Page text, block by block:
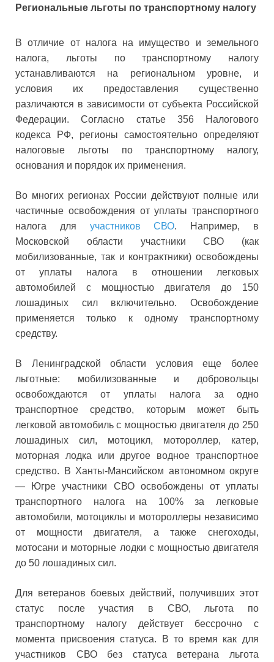
Региональные льготы по транспортному налогу
В отличие от налога на имущество и земельного
налога, льготы по транспортному налогу
устанавливаются на региональном уровне, и
условия их предоставления существенно
различаются в зависимости от субъекта Российской
Федерации. Согласно статье 356 Налогового
кодекса РФ, регионы самостоятельно определяют
налоговые льготы по транспортному налогу,
основания и порядок их применения.
Во многих регионах России действуют полные или
частичные освобождения от уплаты транспортного
налога для участников СВО. Например, в
Московской области участники СВО (как
мобилизованные, так и контрактники) освобождены
от уплаты налога в отношении легковых
автомобилей с мощностью двигателя до 150
лошадиных сил включительно. Освобождение
применяется только к одному транспортному
средству.
В Ленинградской области условия еще более
льготные: мобилизованные и добровольцы
освобождаются от уплаты налога за одно
транспортное средство, которым может быть
легковой автомобиль с мощностью двигателя до 250
лошадиных сил, мотоцикл, мотороллер, катер,
моторная лодка или другое водное транспортное
средство. В Ханты-Мансийском автономном округе
— Югре участники СВО освобождены от уплаты
транспортного налога на 100% за легковые
автомобили, мотоциклы и мотороллеры независимо
от мощности двигателя, а также снегоходы,
мотосани и моторные лодки с мощностью двигателя
до 50 лошадиных сил.
Для ветеранов боевых действий, получивших этот
статус после участия в СВО, льгота по
транспортному налогу действует бессрочно с
момента присвоения статуса. В то время как для
участников СВО без статуса ветерана льгота